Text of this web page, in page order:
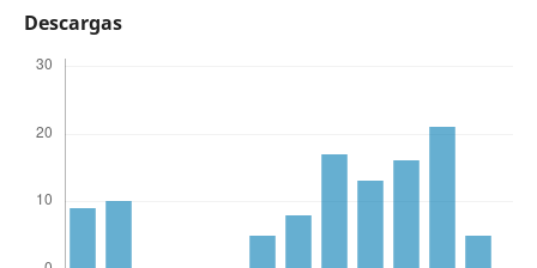
Descargas